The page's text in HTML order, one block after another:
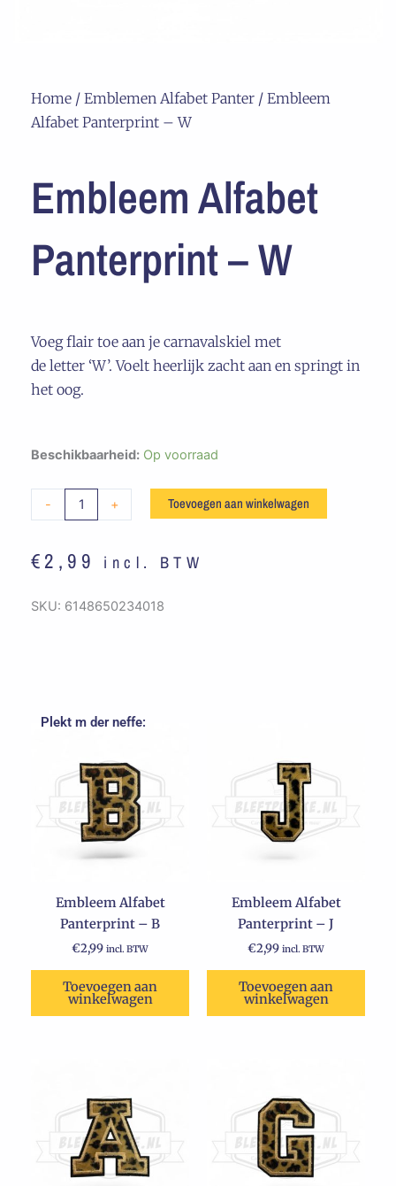
Home / Emblemen Alfabet Panter / Embleem
Alfabet Panterprint – W
Embleem Alfabet
Panterprint – W
Voeg flair toe aan je carnavalskiel met
de letter ‘W’. Voelt heerlijk zacht aan en springt in
het oog.
Beschikbaarheid: Op voorraad
-
Embleem
Panterprint
-
aantal
+ Toevoegen aan winkelwagen
€2,99 incl. BTW
SKU: 6148650234018
Plekt m der neffe:
Embleem Alfabet
Panterprint – B
€2,99 incl. BTW
Toevoegen aan
winkelwagen
Embleem Alfabet
Panterprint – J
€2,99 incl. BTW
Toevoegen aan
winkelwagen